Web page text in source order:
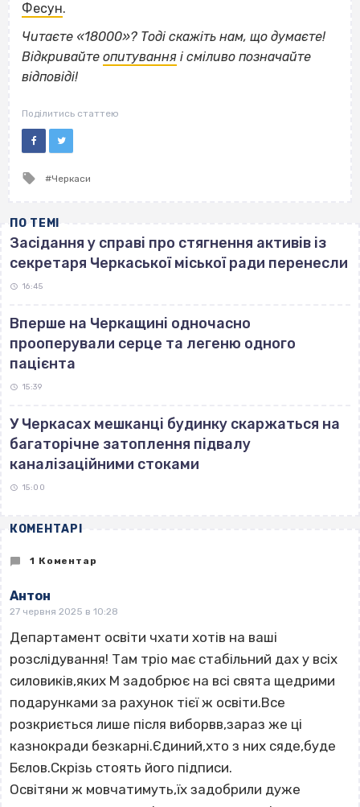
Фесун.
Читаєте «18000»? Тоді скажіть нам, що думаєте!
Відкривайте опитування і сміливо позначайте
відповіді!
Поділитись статтею
Tagged
Черкаси
ПО ТЕМІ
Засідання у справі про стягнення активів із
секретаря Черкаської міської ради перенесли
16:45
Вперше на Черкащині одночасно
прооперували серце та легеню одного
пацієнта
15:39
У Черкасах мешканці будинку скаржаться на
багаторічне затоплення підвалу
каналізаційними стоками
15:00
КОМЕНТАРІ
1 Коментар
Антон
27 червня 2025 в 10:28
Департамент освіти чхати хотів на ваші
розслідування! Там тріо має стабільний дах у всіх
силовиків,яких М задобрює на всі свята щедрими
подарунками за рахунок тієї ж освіти.Все
розкриється лише після виборвв,зараз же ці
казнокради безкарні.Єдиний,хто з них сяде,буде
Бєлов.Скрізь стоять його підписи.
Освітяни ж мовчатимуть,їх задобрили дуже